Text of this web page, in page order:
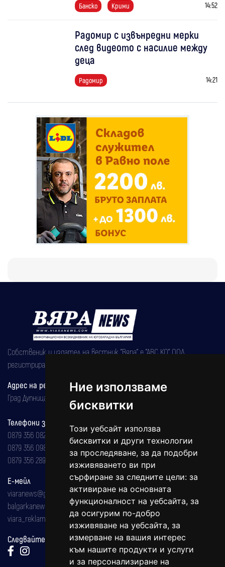
Ние използваме
бисквитки
Този уебсайт използва
бисквитки и други технологии
за проследяване, за да подобри
изживяването ви при
сърфиране за следните цели: за
активиране на основната
функционалност на уебсайта, за
да осигурим по-добро
изживяване на уебсайта, за
измерване на вашия интерес
към нашите продукти и услуги
и за персонализиране на
Банско Крими 14:52
Радомир с извънредни мерки
след видеото с насилие между
деца
Радомир 14:21
Собственик и издател на вестник "Вяра" е "АВС КО" ООД,
регистрирана на 08.05.2002 година.
Адрес на редакцията
Град Дупница, ул.''Христо Ботев" 43
Телефони за реклама и абонаменти
0879 356 082
0879 356 098
0879 356 289
Е-мейл
viaranews@gmail.com
balgarkanews@gmail.com
viara_reklama@mail.bg
Следвайте ни: